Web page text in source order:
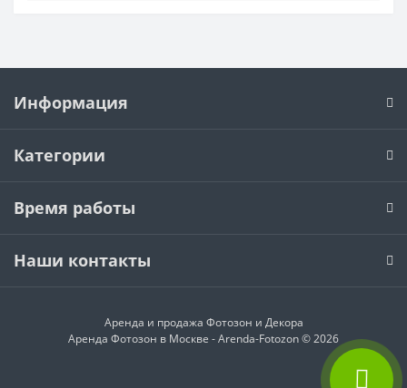
Информация
Категории
Время работы
Наши контакты
Аренда и продажа Фотозон и Декора
Аренда Фотозон в Москве - Arenda-Fotozon © 2026